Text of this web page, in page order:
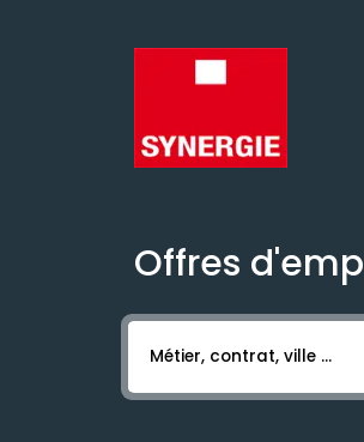
Offres
Activer l’élément